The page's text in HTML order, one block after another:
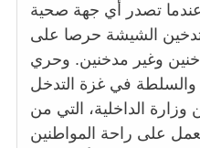
تصدر أي جهة صحية
الشيشة حرصا على
وغير مدخنين. وحري
في غزة التدخل
الداخلية، التي من
على راحة المواطنين